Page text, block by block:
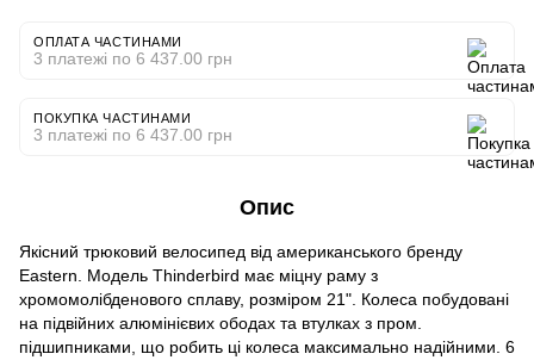
ОПЛАТА ЧАСТИНАМИ
3 платежі по 6 437.00 грн
ПОКУПКА ЧАСТИНАМИ
3 платежі по 6 437.00 грн
Опис
Якісний трюковий велосипед від американського бренду
Eastern. Модель Thinderbird має міцну раму з
хромомолібденового сплаву, розміром 21". Колеса побудовані
на підвійних алюмінієвих ободах та втулках з пром.
підшипниками, що робить ці колеса максимально надійними. 6